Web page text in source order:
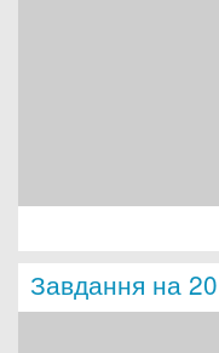
Завдання на